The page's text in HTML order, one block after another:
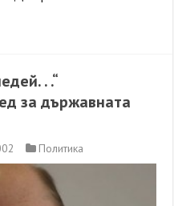
. .“
за държавната
Политика